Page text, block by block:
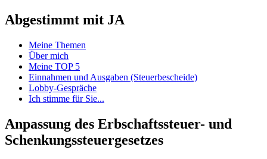
Abgestimmt mit JA
Meine Themen
Über mich
Meine TOP 5
Einnahmen und Ausgaben (Steuerbescheide)
Lobby-Gespräche
Ich stimme für Sie...
Anpassung des Erbschaftssteuer- und
Schenkungssteuergesetzes